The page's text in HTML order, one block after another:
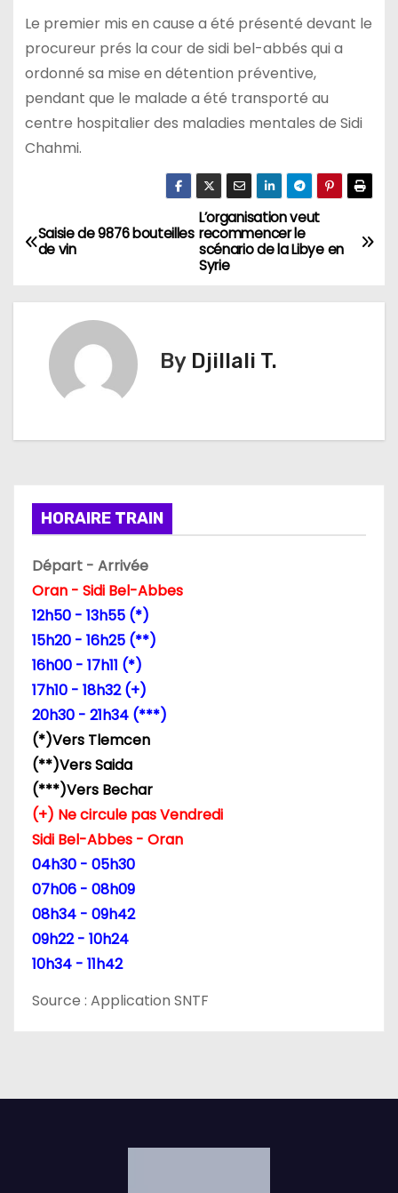
Le premier mis en cause a été présenté devant le
procureur prés la cour de sidi bel-abbés qui a
ordonné sa mise en détention préventive,
pendant que le malade a été transporté au
centre hospitalier des maladies mentales de Sidi
Chahmi.
N
v
o
n
d
e
a
r
t
c
e
L’organisation veut
recommencer le
scénario de la Libye en
Syrie
Saisie de 9876 bouteilles
de vin
By Djillali T.
HORAIRE TRAIN
Départ - Arrivée
Oran - Sidi Bel-Abbes
12h50 - 13h55 (*)
15h20 - 16h25 (**)
16h00 - 17h11 (*)
17h10 - 18h32 (+)
20h30 - 21h34 (***)
(*)Vers Tlemcen
(**)Vers Saida
(***)Vers Bechar
(+) Ne circule pas Vendredi
Sidi Bel-Abbes - Oran
04h30 - 05h30
07h06 - 08h09
08h34 - 09h42
09h22 - 10h24
10h34 - 11h42
Source : Application SNTF